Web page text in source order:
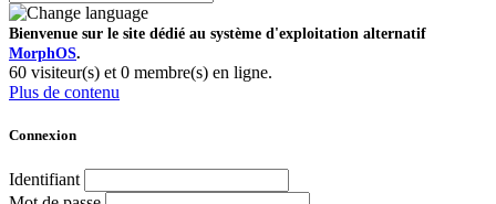
Bienvenue sur le site dédié au système d'exploitation alternatif
MorphOS.
60 visiteur(s) et 0 membre(s) en ligne.
Plus de contenu
Connexion
Identifiant